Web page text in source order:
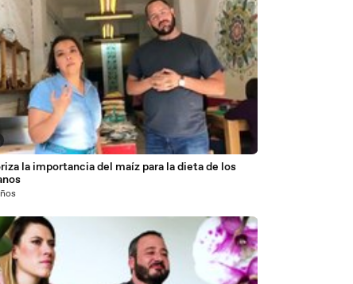
la importancia del maíz para la dieta de los